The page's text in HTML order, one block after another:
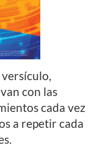
con las
cada vez
a repetir cada